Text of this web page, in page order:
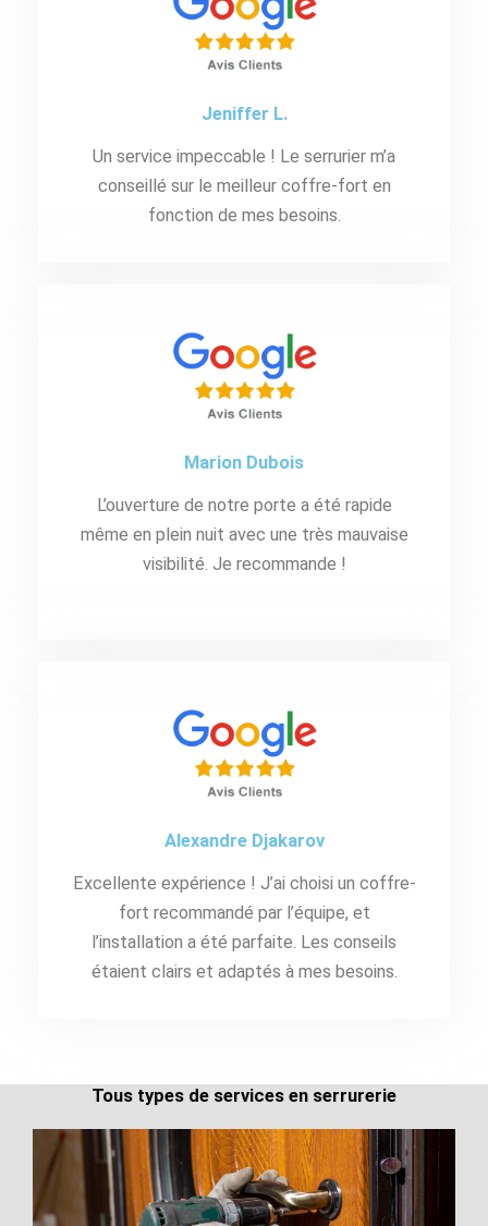
Jeniffer L.
Un service impeccable ! Le serrurier m’a
conseillé sur le meilleur coffre-fort en
fonction de mes besoins.
Marion Dubois
L’ouverture de notre porte a été rapide
même en plein nuit avec une très mauvaise
visibilité. Je recommande !
Alexandre Djakarov
Excellente expérience ! J’ai choisi un coffre-
fort recommandé par l’équipe, et
l’installation a été parfaite. Les conseils
étaient clairs et adaptés à mes besoins.
Tous types de services en serrurerie